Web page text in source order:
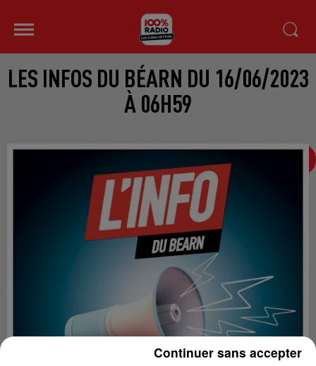
LES INFOS DU BÉARN DU 16/06/2023
À 06H59
Continuer sans accepter